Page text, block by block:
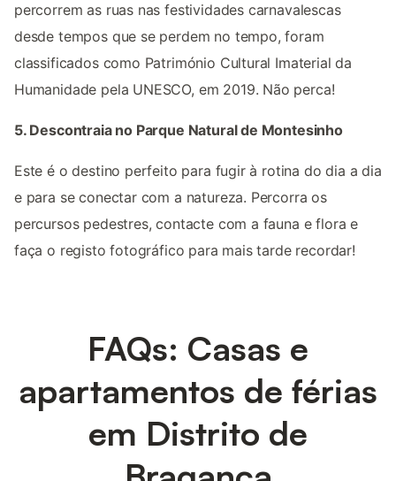
percorrem as ruas nas festividades carnavalescas
desde tempos que se perdem no tempo, foram
classificados como Património Cultural Imaterial da
Humanidade pela UNESCO, em 2019. Não perca!
5. Descontraia no Parque Natural de Montesinho
Este é o destino perfeito para fugir à rotina do dia a dia
e para se conectar com a natureza. Percorra os
percursos pedestres, contacte com a fauna e flora e
faça o registo fotográfico para mais tarde recordar!
FAQs: Casas e
apartamentos de férias
em Distrito de